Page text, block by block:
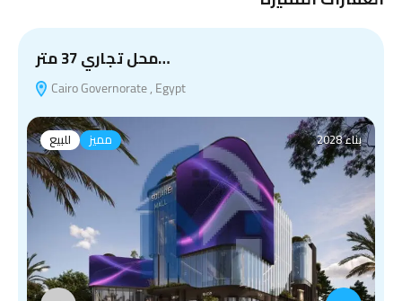
محل تجاري 37 متر…
Cairo Governorate , Egypt
للبيع مميز بناء 2028